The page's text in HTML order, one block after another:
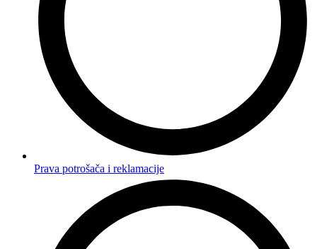
Prava potrošača i reklamacije